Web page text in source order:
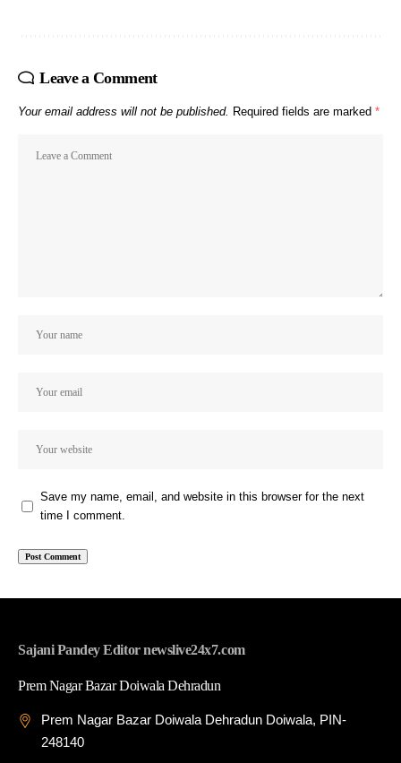
Leave a Comment
Your email address will not be published. Required fields are marked *
Save my name, email, and website in this browser for the next
time I comment.
Sajani Pandey Editor newslive24x7.com
Prem Nagar Bazar Doiwala Dehradun
Prem Nagar Bazar Doiwala Dehradun Doiwala, PIN-
248140